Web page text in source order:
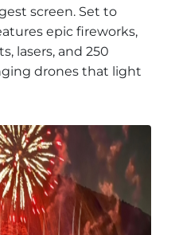
screen. Set to
epic fireworks,
lasers, and 250
drones that light